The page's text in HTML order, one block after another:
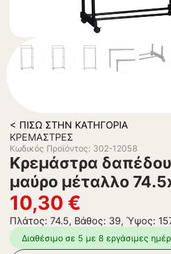
< ΠΊΣΩ ΣΤΗΝ ΚΑΤΗΓΟΡΊΑ
ΚΡΕΜΆΣΤΡΕΣ
Κωδικός Προϊόντος: 302-12058
Κρεμάστρα
μαύρο μέταλλο
10,30 €
Πλάτος: 74.5, Βάθος: 39, Ύψος:
Διαθέσιμο σε 5 με 8 εργάσιμες